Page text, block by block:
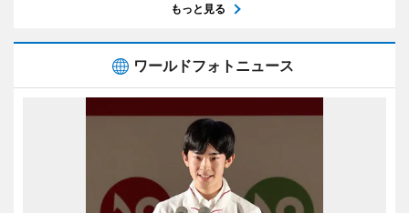
もっと見る
ワールドフォトニュース